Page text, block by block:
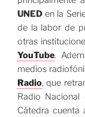
UNEDen la
de la labor de
otras
YouTube.
medios
Radio, que
Radio
Cátedra cuenta